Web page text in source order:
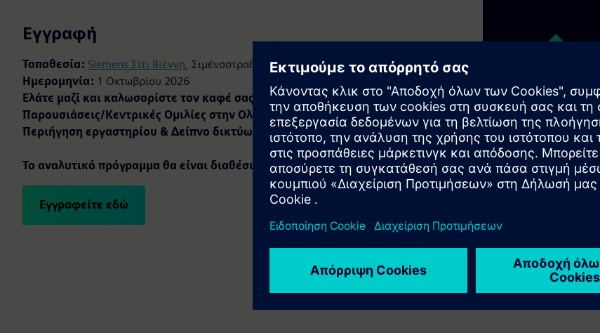
Εγγραφή
Τοποθεσία: Siemens Σίτι Βιέννη, Σιμένσστραße 90, 1210 Βιέννη
Ημερομηνία: 1 Οκτωβρίου 2026
Ελάτε μαζί και καλωσορίστε τον καφέ σας:
1:30 μμ
Παρουσιάσεις/Κεντρικές Ομιλίες στην Ολομέλεια:2:00 μ.μ. — 6:00 μ.μ.
Περιήγηση εργαστηρίου & Δείπνο δικτύωσης:6:30 μ.μ. και μετά
Το αναλυτικό πρόγραμμα θα είναι διαθέσιμο τις επόμενες εβδομάδες.
Εγγραφείτε εδώ